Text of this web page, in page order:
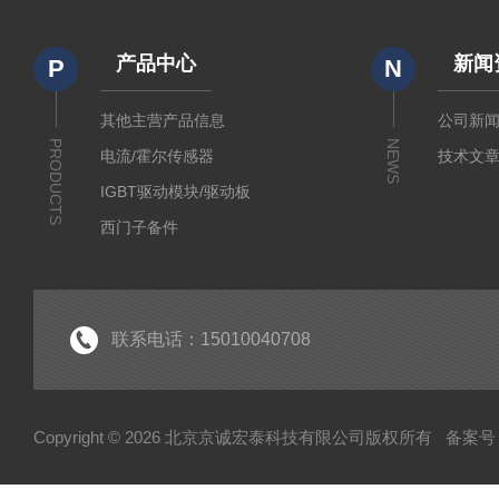
P
PRODUCTS
产品中心
其他主营产品信息
电流/霍尔传感器
IGBT驱动模块/驱动板
西门子备件
PIM集成功率模块
晶闸管
N
NEWS
新闻
公司新
技术文
联系电话：15010040708
Copyright © 2026 北京京诚宏泰科技有限公司版权所有 备案号